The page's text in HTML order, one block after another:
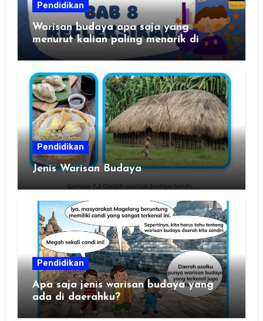
Pendidikan
Warisan budaya apa saja yang
menurut kalian paling menarik di
Pendidikan
Jenis Warisan Budaya
Pendidikan
Apa saja jenis warisan budaya yang
ada di daerahku?